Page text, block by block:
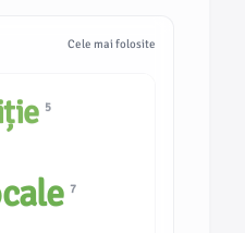
Cele mai folosite
5
7